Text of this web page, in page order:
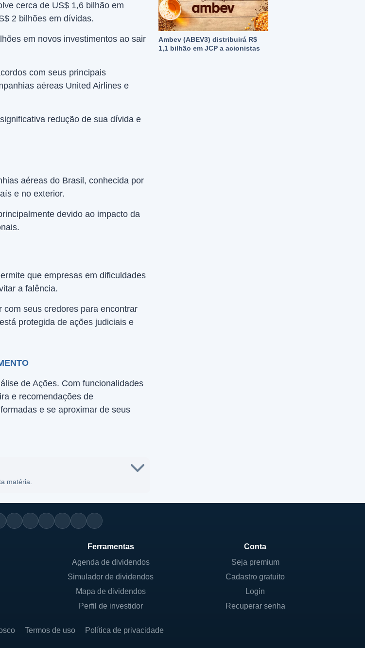
cerca de US$ 1,6 bilhão em
2 bilhões em dívidas.
em novos investimentos ao sair
com seus principais
aéreas United Airlines e
redução de sua dívida e
aéreas do Brasil, conhecida por
e no exterior.
devido ao impacto da
que empresas em dificuldades
a falência.
seus credores para encontrar
protegida de ações judiciais e
de Ações. Com funcionalidades
e recomendações de
e se aproximar de seus
matéria.
Ambev (ABEV3) distribuirá R$
1,1 bilhão em JCP a acionistas
Ferramentas
Agenda de dividendos
Simulador de dividendos
Mapa de dividendos
Perfil de investidor
Conta
Seja premium
Cadastro gratuito
Login
Recuperar senha
Termos de uso Política de privacidade